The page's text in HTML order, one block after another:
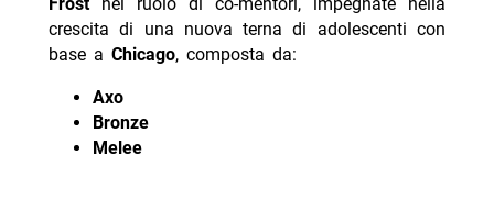
crescita di una nuova terna di adolescenti con
base a Chicago, composta da:
Axo
Bronze
Melee